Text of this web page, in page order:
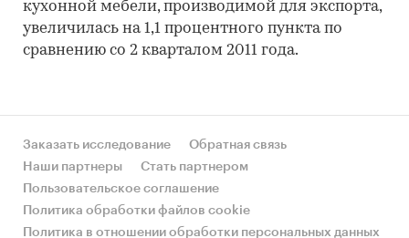
кухонной мебели, производимой для экспорта,
увеличилась на 1,1 процентного пункта по
сравнению со 2 кварталом 2011 года.
Заказать исследование
Обратная связь
Наши партнеры
Стать партнером
Пользовательское соглашение
Политика обработки файлов cookie
Политика в отношении обработки персональных данных